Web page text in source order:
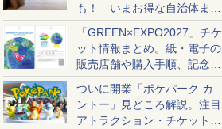
も！ いまお得な自治体まと
め
「GREEN×EXPO2027」チケ
ット情報まとめ。紙・電子の
販売店舗や購入手順、記念チ
ケットも解説
ついに開業「ポケパーク カ
ントー」見どころ解説。注目
アトラクション・チケット手